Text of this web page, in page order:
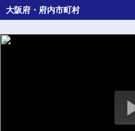
43
町
村
大阪府・府内市町村